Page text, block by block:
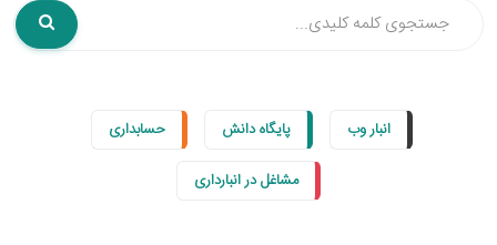
انبار وب پایگاه دانش حسابداری
مشاغل در انبارداری